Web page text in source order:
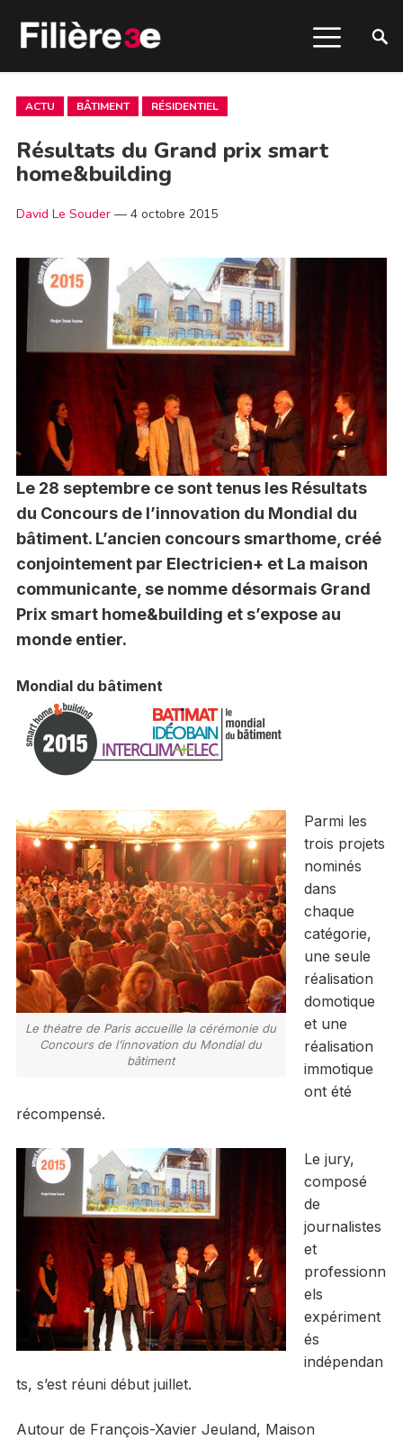
ACTU BÂTIMENT RÉSIDENTIEL
Résultats du Grand prix smart
home&building
David Le Souder— 4 octobre 2015
Le 28 septembre ce sont tenus les Résultats
du Concours de l’innovation du Mondial du
bâtiment. L’ancien concours smarthome, créé
conjointement par Electricien+ et La maison
communicante, se nomme désormais Grand
Prix smart home&building et s’expose au
monde entier.
Mondial du bâtiment
Le théatre de Paris accueille la cérémonie du
Concours de l’innovation du Mondial du
bâtiment
Parmi les
trois projets
nominés
dans
chaque
catégorie,
une seule
réalisation
domotique
et une
réalisation
immotique
ont été
récompensé.
Le jury,
composé
de
journalistes
et
professionn
els
expériment
és
indépendan
ts, s’est réuni début juillet.
Autour de François-Xavier Jeuland, Maison